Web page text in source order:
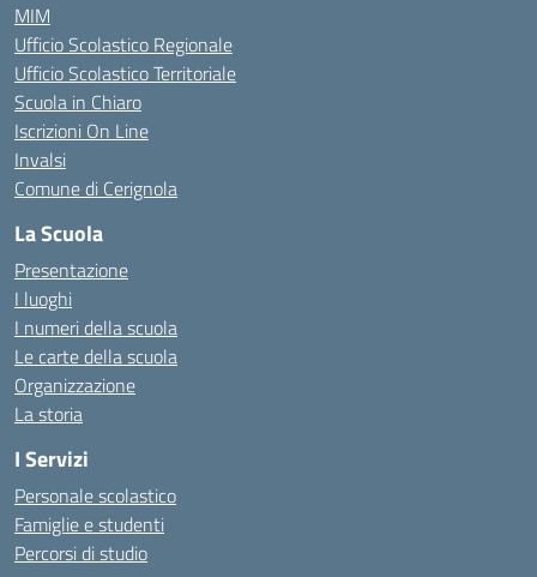
MIM
Ufficio Scolastico Regionale
Ufficio Scolastico Territoriale
Scuola in Chiaro
Iscrizioni On Line
Invalsi
Comune di Cerignola
La Scuola
Presentazione
I luoghi
I numeri della scuola
Le carte della scuola
Organizzazione
La storia
I Servizi
Personale scolastico
Famiglie e studenti
Percorsi di studio